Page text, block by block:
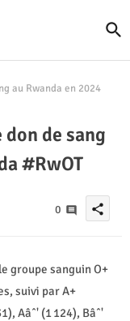
au Rwanda en 2024
de sang
#RwOT
0 share
groupe sanguin O+
suivi par A+
Aâˆ' (1 124), Bâˆ'